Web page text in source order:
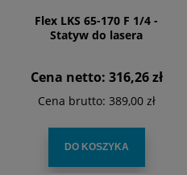
Flex LKS 65-170 F 1/4 -
Statyw do lasera
Cena netto: 316,26 zł
Cena brutto: 389,00 zł
DO KOSZYKA